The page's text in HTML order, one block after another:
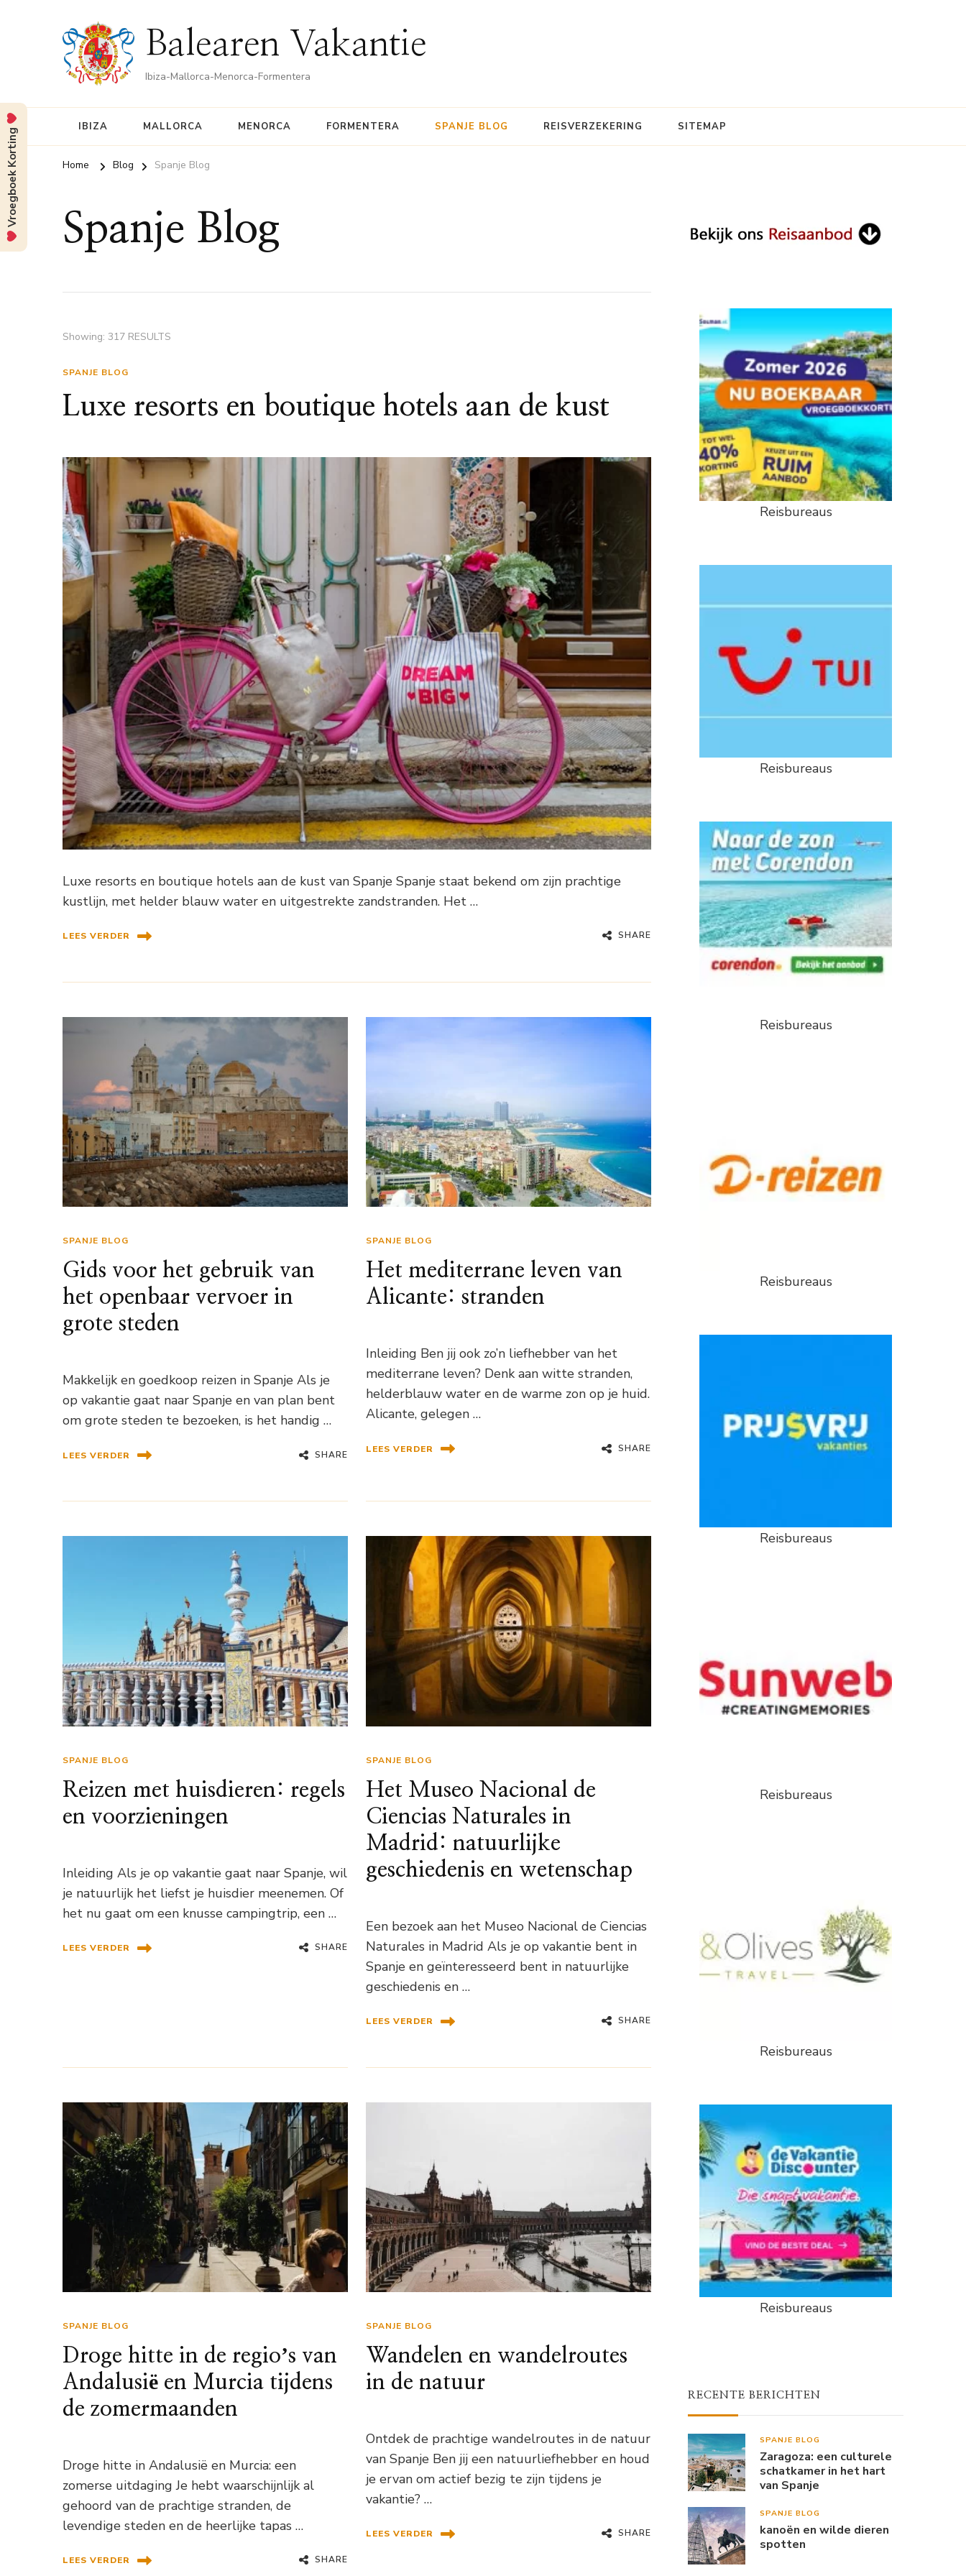
Balearen Vakantie
Ibiza-Mallorca-Menorca-Formentera
IBIZA MALLORCA MENORCA FORMENTERA SPANJE BLOG REISVERZEKERING SITEMAP
Home Blog Spanje Blog
Spanje Blog
Showing: 317 RESULTS
SPANJE BLOG
Luxe resorts en boutique hotels aan de kust
Luxe resorts en boutique hotels aan de kust van Spanje Spanje staat bekend om zijn prachtige
kustlijn, met helder blauw water en uitgestrekte zandstranden. Het …
LEES VERDER SHARE
SPANJE BLOG
Gids voor het gebruik van
het openbaar vervoer in
grote steden
Makkelijk en goedkoop reizen in Spanje Als je
op vakantie gaat naar Spanje en van plan bent
om grote steden te bezoeken, is het handig …
LEES VERDER SHARE
SPANJE BLOG
Het mediterrane leven van
Alicante: stranden
Inleiding Ben jij ook zo’n liefhebber van het
mediterrane leven? Denk aan witte stranden,
helderblauw water en de warme zon op je huid.
Alicante, gelegen …
LEES VERDER SHARE
SPANJE BLOG
Reizen met huisdieren: regels
en voorzieningen
Inleiding Als je op vakantie gaat naar Spanje, wil
je natuurlijk het liefst je huisdier meenemen. Of
het nu gaat om een knusse campingtrip, een …
LEES VERDER SHARE
SPANJE BLOG
Het Museo Nacional de
Ciencias Naturales in
Madrid: natuurlijke
geschiedenis en wetenschap
Een bezoek aan het Museo Nacional de Ciencias
Naturales in Madrid Als je op vakantie bent in
Spanje en geïnteresseerd bent in natuurlijke
geschiedenis en …
LEES VERDER SHARE
SPANJE BLOG
Droge hitte in de regioʼs van
Andalusië en Murcia tijdens
de zomermaanden
Droge hitte in Andalusië en Murcia: een
zomerse uitdaging Je hebt waarschijnlijk al
gehoord van de prachtige stranden, de
levendige steden en de heerlijke tapas …
LEES VERDER SHARE
SPANJE BLOG
Wandelen en wandelroutes
in de natuur
Ontdek de prachtige wandelroutes in de natuur
van Spanje Ben jij een natuurliefhebber en houd
je ervan om actief bezig te zijn tijdens je
vakantie? …
LEES VERDER SHARE
Reisbureaus
Reisbureaus
Reisbureaus
Reisbureaus
Reisbureaus
Reisbureaus
Reisbureaus
Reisbureaus
RECENTE BERICHTEN
SPANJE BLOG
Zaragoza: een culturele
schatkamer in het hart
van Spanje
SPANJE BLOG
kanoën en wilde dieren
spotten
Vroegboek Korting